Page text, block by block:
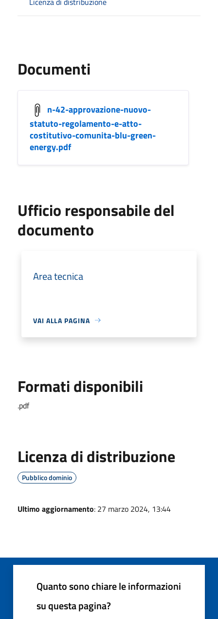
Documenti
n-42-approvazione-nuovo-
statuto-regolamento-e-atto-
costitutivo-comunita-blu-green-
energy.pdf
Ufficio responsabile del
documento
Area tecnica
VAI ALLA PAGINA
Formati disponibili
.pdf
Licenza di distribuzione
Pubblico dominio
Ultimo aggiornamento: 27 marzo 2024, 13:44
Quanto sono chiare le informazioni
su questa pagina?